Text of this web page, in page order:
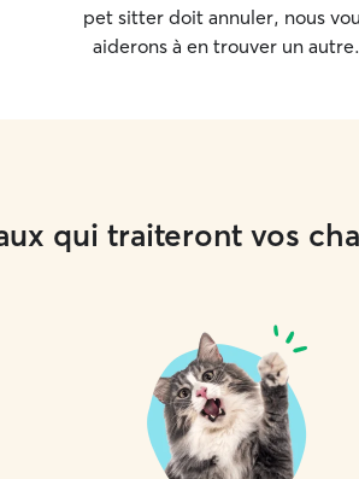
pet sitter doit annuler, nous
aiderons à en trouver un autre.
qui traiteront vos